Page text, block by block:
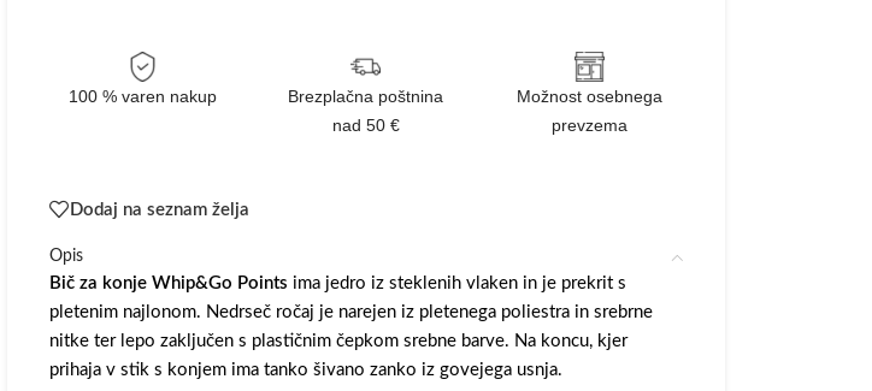
100 % varen nakup
Brezplačna poštnina
nad 50 €
Možnost osebnega
prevzema
Dodaj na seznam želja
Opis
Bič za konje Whip&Go Points ima jedro iz steklenih vlaken in je prekrit s
pletenim najlonom. Nedrseč ročaj je narejen iz pletenega poliestra in srebrne
nitke ter lepo zaključen s plastičnim čepkom srebne barve. Na koncu, kjer
prihaja v stik s konjem ima tanko šivano zanko iz govejega usnja.